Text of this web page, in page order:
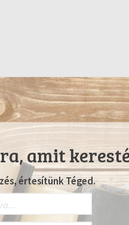
amit
értesítünk Téged.